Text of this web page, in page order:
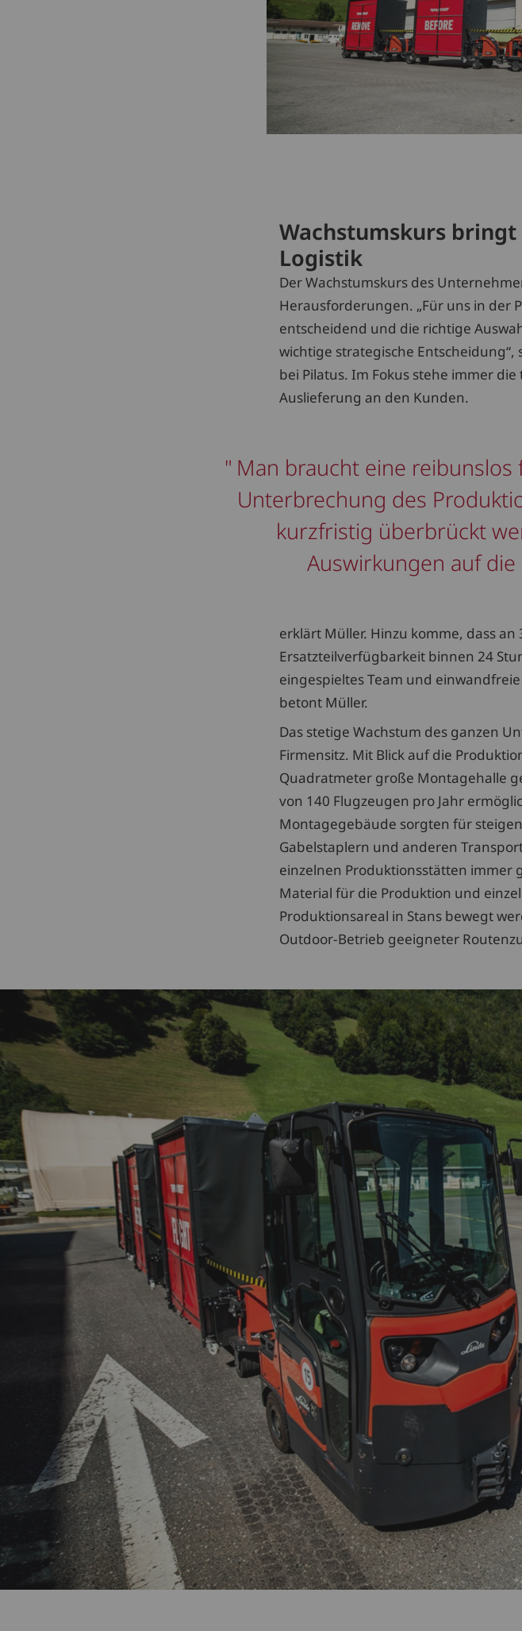
Wachstumskurs
Logistik
Der Wachstumskurs des
Herausforderungen. „Für uns in der
entscheidend und die richtige
wichtige strategische Entscheidung“,
bei Pilatus. Im Fokus stehe immer
Auslieferung an den Kunden.
Man braucht eine
Unterbrechung des
kurzfristig überbrückt
Auswirkungen auf
erklärt Müller. Hinzu komme, dass
Ersatzteilverfügbarkeit binnen 24
eingespieltes Team und
betont Müller.
Das stetige Wachstum des ganzen
Firmensitz. Mit Blick auf die
Quadratmeter große Montagehalle
von 140 Flugzeugen pro Jahr
Montagegebäude sorgten für
Gabelstaplern und anderen
einzelnen Produktionsstätten immer
Material für die Produktion und
Produktionsareal in Stans bewegt
Outdoor-Betrieb geeigneter